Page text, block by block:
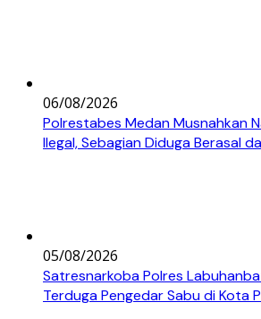
06/08/2026
Polrestabes Medan Musnahkan
Ilegal, Sebagian Diduga Berasal
05/08/2026
Satresnarkoba Polres
Terduga Pengedar Sabu di Kota